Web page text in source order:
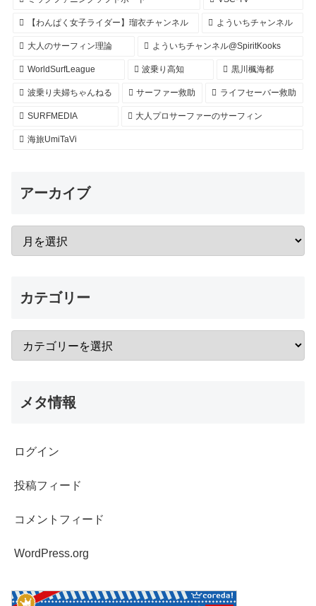
【わんぱく女子ライダー】瑠衣チャンネル よういちチャンネル
大人のサーフィン理論 よういちチャンネル@SpiritKooks
WorldSurfLeague 波乗り高知 黒川楓海都
波乗り夫婦ちゃんねる サーファー救助 ライフセーバー救助
SURFMEDIA 大人プロサーファーのサーフィン
海旅UmiTaVi
アーカイブ
カテゴリー
メタ情報
ログイン
投稿フィード
コメントフィード
WordPress.org